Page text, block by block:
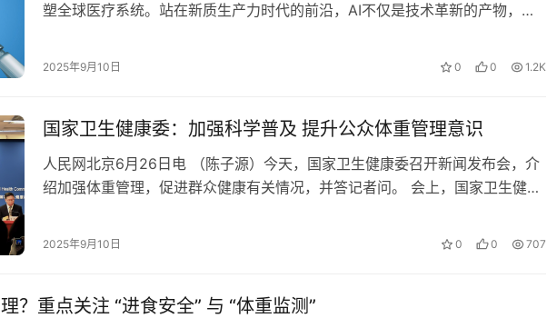
塑全球医疗系统。站在新质生产力时代的前沿，AI不仅是技术革新的产物，更
挥至关重要的作用，全面优化从患者治疗到医疗资源配置的每一个环节，提高
2025年9月10日 0 0 1.2K
国家卫生健康委：加强科学普及 提升公众体重管理意识
人民网北京6月26日电 （陈子源）今天，国家卫生健康委召开新闻发布会，介
绍加强体重管理，促进群众健康有关情况，并答记者问。 会上，国家卫生健康
部、体育总局、国家中医药局等16个部门启动了“体重管理年”活动，通过加强
2025年9月10日 0 0 707
？重点关注 “进食安全” 与 “体重监测”​